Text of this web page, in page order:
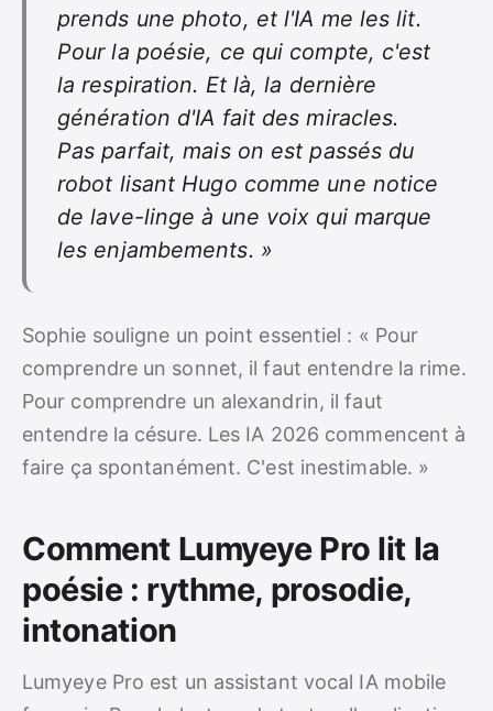
prends une photo, et l'IA me les lit.
Pour la poésie, ce qui compte, c'est
la respiration. Et là, la dernière
génération d'IA fait des miracles.
Pas parfait, mais on est passés du
robot lisant Hugo comme une notice
de lave-linge à une voix qui marque
les enjambements. »
Sophie souligne un point essentiel : « Pour
comprendre un sonnet, il faut entendre la rime.
Pour comprendre un alexandrin, il faut
entendre la césure. Les IA 2026 commencent à
faire ça spontanément. C'est inestimable. »
Comment Lumyeye Pro lit la
poésie : rythme, prosodie,
intonation
Lumyeye Pro est un assistant vocal IA mobile